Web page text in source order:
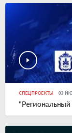
СПЕЦПРОЕКТЫ 03